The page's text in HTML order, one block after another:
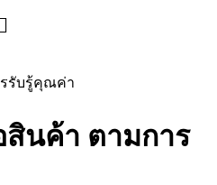
รับรู้คุณค่า
สินค้า ตามการ